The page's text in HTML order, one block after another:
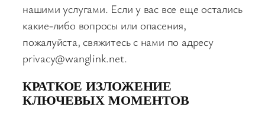
нашими услугами. Если у вас все еще остались
какие-либо вопросы или опасения,
пожалуйста, свяжитесь с нами по адресу
privacy@wanglink.net.
КРАТКОЕ ИЗЛОЖЕНИЕ
КЛЮЧЕВЫХ МОМЕНТОВ